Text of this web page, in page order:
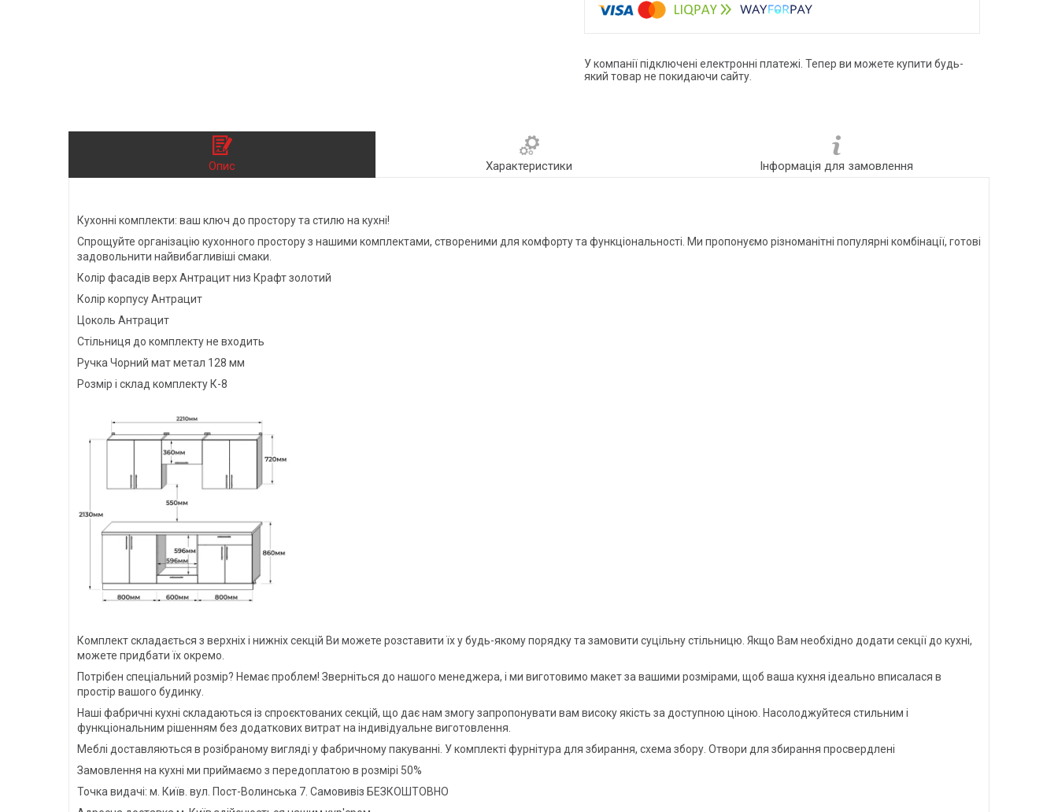
У компанії підключені електронні платежі. Тепер ви можете купити будь-
який товар не покидаючи сайту.
Опис Характеристики Інформація для замовлення
Кухонні комплекти: ваш ключ до простору та стилю на кухні!
Спрощуйте організацію кухонного простору з нашими комплектами, створеними для комфорту та функціональності. Ми пропонуємо різноманітні популярні комбінації, готові
задовольнити найвибагливіші смаки.
Колір фасадів верх Антрацит низ Крафт золотий
Колір корпусу Антрацит
Цоколь Антрацит
Стільниця до комплекту не входить
Ручка Чорний мат метал 128 мм
Розмір і склад комплекту К-8
Комплект складається з верхніх і нижніх секцій Ви можете розставити їх у будь-якому порядку та замовити суцільну стільницю. Якщо Вам необхідно додати секції до кухні,
можете придбати їх окремо.
Потрібен спеціальний розмір? Немає проблем! Зверніться до нашого менеджера, і ми виготовимо макет за вашими розмірами, щоб ваша кухня ідеально вписалася в
простір вашого будинку.
Наші фабричні кухні складаються із спроєктованих секцій, що дає нам змогу запропонувати вам високу якість за доступною ціною. Насолоджуйтеся стильним і
функціональним рішенням без додаткових витрат на індивідуальне виготовлення.
Меблі доставляються в розібраному вигляді у фабричному пакуванні. У комплекті фурнітура для збирання, схема збору. Отвори для збирання просвердлені
Замовлення на кухні ми приймаємо з передоплатою в розмірі 50%
Точка видачі: м. Київ. вул. Пост-Волинська 7. Самовивіз БЕЗКОШТОВНО